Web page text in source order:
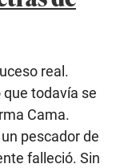
real.
que todavía se
Cama.
pescador de
falleció. Sin